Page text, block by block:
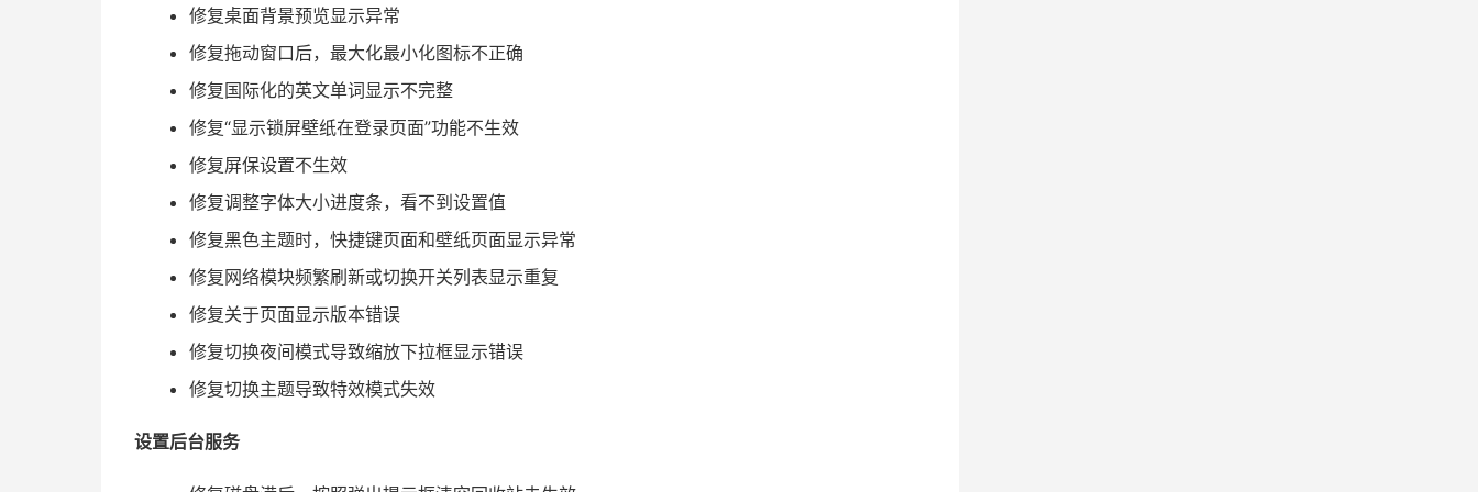
修复桌面背景预览显示异常
修复拖动窗口后，最大化最小化图标不正确
修复国际化的英文单词显示不完整
修复“显示锁屏壁纸在登录页面”功能不生效
修复屏保设置不生效
修复调整字体大小进度条，看不到设置值
修复黑色主题时，快捷键页面和壁纸页面显示异常
修复网络模块频繁刷新或切换开关列表显示重复
修复关于页面显示版本错误
修复切换夜间模式导致缩放下拉框显示错误
修复切换主题导致特效模式失效
设置后台服务